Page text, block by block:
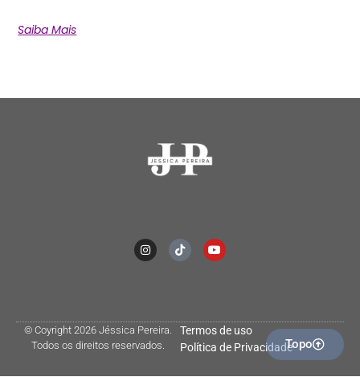
Saiba Mais
© Coyright 2026 Jéssica Pereira.
Todos os direitos reservados.
Termos de uso
Política de PrivacidadeTopo